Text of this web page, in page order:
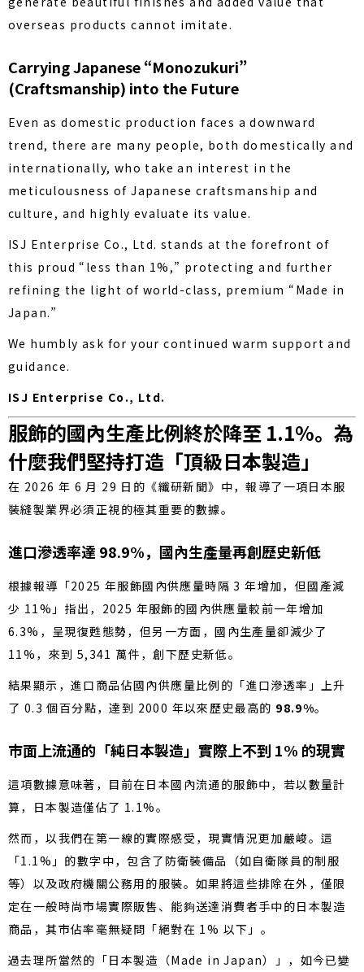
overseas products cannot imitate.
Carrying Japanese “Monozukuri”
(Craftsmanship) into the Future
Even as domestic production faces a downward
trend, there are many people, both domestically and
internationally, who take an interest in the
meticulousness of Japanese craftsmanship and
culture, and highly evaluate its value.
ISJ Enterprise Co., Ltd. stands at the forefront of
this proud “less than 1%,” protecting and further
refining the light of world-class, premium “Made in
Japan.”
We humbly ask for your continued warm support and
guidance.
ISJ Enterprise Co., Ltd.
服飾的國內生產比例終於降至 1.1%。為
什麼我們堅持打造「頂級日本製造」
在 2026 年 6 月 29 日的《纖研新聞》中，報導了一項日本服
裝縫製業界必須正視的極其重要的數據。
進口滲透率達 98.9%，國內生產量再創歷史新低
根據報導「2025 年服飾國內供應量時隔 3 年增加，但國產減
少 11%」指出，2025 年服飾的國內供應量較前一年增加
6.3%，呈現復甦態勢，但另一方面，國內生產量卻減少了
11%，來到 5,341 萬件，創下歷史新低。
結果顯示，進口商品佔國內供應量比例的「進口滲透率」上升
了 0.3 個百分點，達到 2000 年以來歷史最高的 98.9%。
市面上流通的「純日本製造」實際上不到 1% 的現實
這項數據意味著，目前在日本國內流通的服飾中，若以數量計
算，日本製造僅佔了 1.1%。
然而，以我們在第一線的實際感受，現實情況更加嚴峻。這
「1.1%」的數字中，包含了防衛裝備品（如自衛隊員的制服
等）以及政府機關公務用的服裝。如果將這些排除在外，僅限
定在一般時尚市場實際販售、能夠送達消費者手中的日本製造
商品，其市佔率毫無疑問「絕對在 1% 以下」。
過去理所當然的「日本製造（Made in Japan）」，如今已變